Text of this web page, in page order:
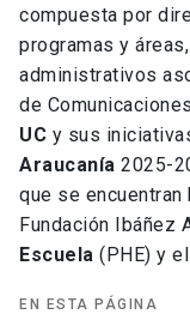
compuesta por
programas y
administrativos
de
UC y sus
Araucanía 2025-
que se encuentran
Fundación Ibáñez
Escuela (PHE) y
EN ESTA PÁGINA